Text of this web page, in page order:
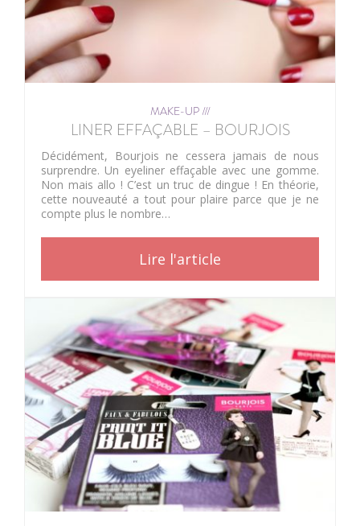
MAKE-UP ///
LINER EFFAÇABLE – BOURJOIS
Décidément, Bourjois ne cessera jamais de nous
surprendre. Un eyeliner effaçable avec une gomme.
Non mais allo ! C’est un truc de dingue ! En théorie,
cette nouveauté a tout pour plaire parce que je ne
compte plus le nombre…
Lire l'article